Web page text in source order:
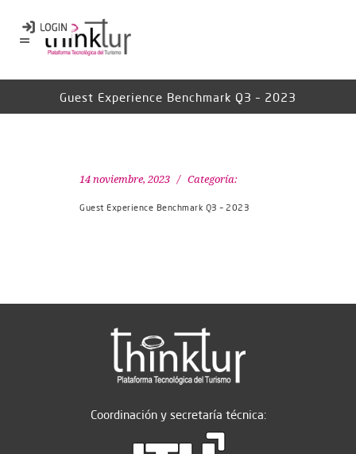
Guest Experience Benchmark Q3 – 2023
14 noviembre, 2023 Categoría:
Guest Experience Benchmark Q3 – 2023
Coordinación y secretaría técnica: